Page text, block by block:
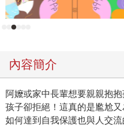
內容簡介
阿嬤或家中長輩想要親親抱抱
孩子卻拒絕！這真的是尷尬
如何達到自我保護也與人交